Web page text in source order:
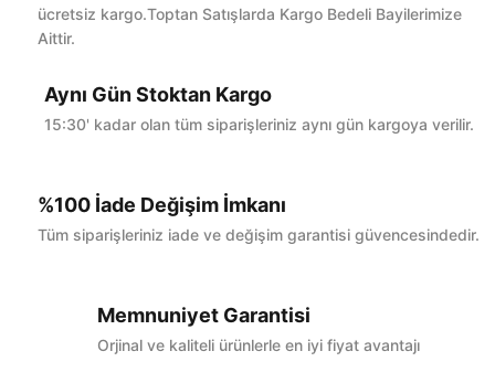
ücretsiz kargo.Toptan Satışlarda Kargo Bedeli Bayilerimize
Aittir.
Aynı Gün Stoktan Kargo
15:30' kadar olan tüm siparişleriniz aynı gün kargoya verilir.
%100 İade Değişim İmkanı
Tüm siparişleriniz iade ve değişim garantisi güvencesindedir.
Memnuniyet Garantisi
Orjinal ve kaliteli ürünlerle en iyi fiyat avantajı